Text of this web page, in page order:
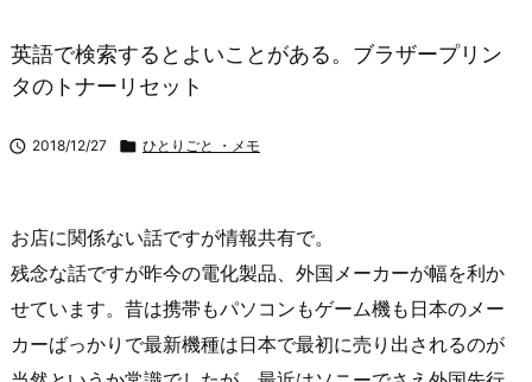
英語で検索するとよいことがある。ブラザープリン
タのトナーリセット
 2018/12/27  ひとりごと ・メモ
お店に関係ない話ですが情報共有で。
残念な話ですが昨今の電化製品、外国メーカーが幅を利か
せています。昔は携帯もパソコンもゲーム機も日本のメー
カーばっかりで最新機種は日本で最初に売り出されるのが